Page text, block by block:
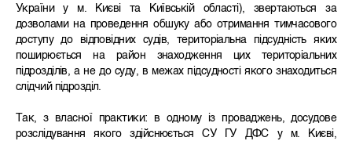
України у м. Києві та Київській області), звертаються за
дозволами на проведення обшуку або отримання тимчасового
доступу до відповідних судів, територіальна підсудність яких
поширюється на район знаходження цих територіальних
підрозділів, а не до суду, в межах підсудності якого знаходиться
слідчий підрозділ.
Так, з власної практики: в одному із проваджень, досудове
розслідування якого здійснюється СУ ГУ ДФС у м. Києві,